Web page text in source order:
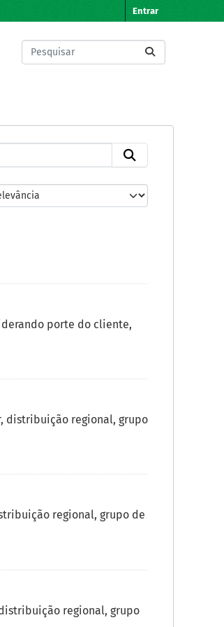
Entrar
porte do cliente,
distribuição regional, grupo
regional, grupo de
regional, grupo